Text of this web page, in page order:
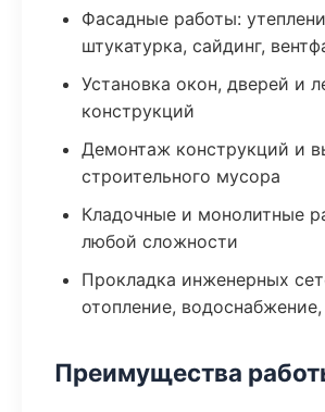
Фасадные работы:
штукатурка, сайдинг,
Установка окон, дверей и
конструкций
Демонтаж конструкций и
строительного мусора
Кладочные и монолитные
любой сложности
Прокладка инженерных
отопление,
Преимущества